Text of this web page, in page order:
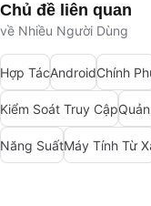
Chủ đề liên quan
về Nhiều Người Dùng
Hợp TácAndroidChính
Kiểm Soát Truy Cập
Năng SuấtMáy Tính Từ